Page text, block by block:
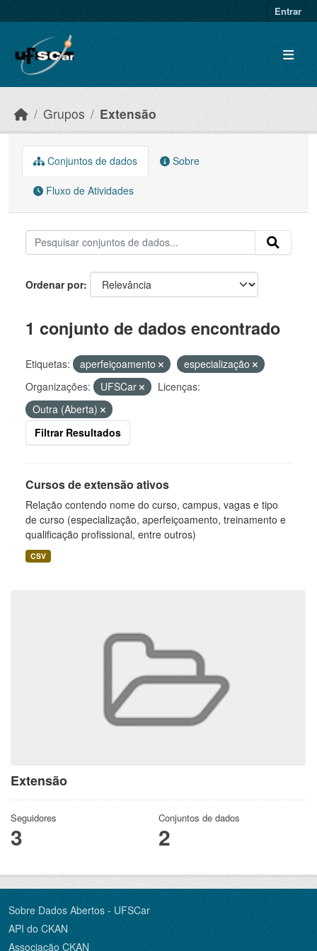
Entrar
Grupos Extensão
Extensão
Seguidores
3
Conjuntos de dados
2
Conjuntos de dados Sobre
Fluxo de Atividades
Ordenar por
1 conjunto de dados encontrado
Etiquetas: aperfeiçoamento
especialização
Organizações:
UFSCar
Licenças:
Outra (Aberta)
Filtrar Resultados
Cursos de extensão ativos
Relação contendo nome do curso, campus, vagas e tipo
de curso (especialização, aperfeiçoamento, treinamento e
qualificação profissional, entre outros)
CSV
Sobre Dados Abertos - UFSCar
API do CKAN
Associação CKAN